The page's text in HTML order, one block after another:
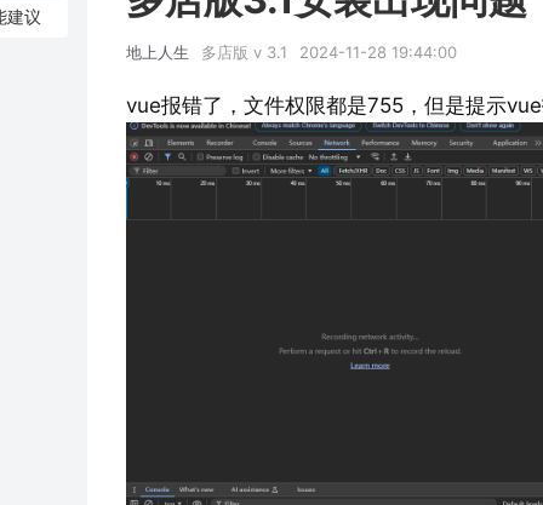
建议
地上人生 多店版 v 3.1 2024-11-28 19:44:00
vue报错了，文件权限都是755，但是提示